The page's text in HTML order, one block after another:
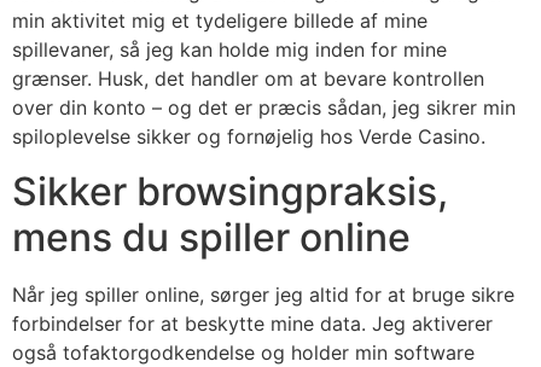
min aktivitet mig et tydeligere billede af mine
spillevaner, så jeg kan holde mig inden for mine
grænser. Husk, det handler om at bevare kontrollen
over din konto – og det er præcis sådan, jeg sikrer min
spiloplevelse sikker og fornøjelig hos Verde Casino.
Sikker browsingpraksis,
mens du spiller online
Når jeg spiller online, sørger jeg altid for at bruge sikre
forbindelser for at beskytte mine data. Jeg aktiverer
også tofaktorgodkendelse og holder min software